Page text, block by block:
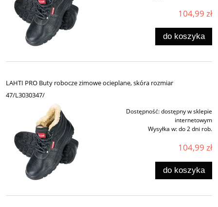
104,99 zł
do koszyka
LAHTI PRO Buty robocze zimowe ocieplane, skóra rozmiar
47/L3030347/
Dostępność:dostępny w sklepie
internetowym
Wysyłka w:do 2 dni rob.
104,99 zł
do koszyka